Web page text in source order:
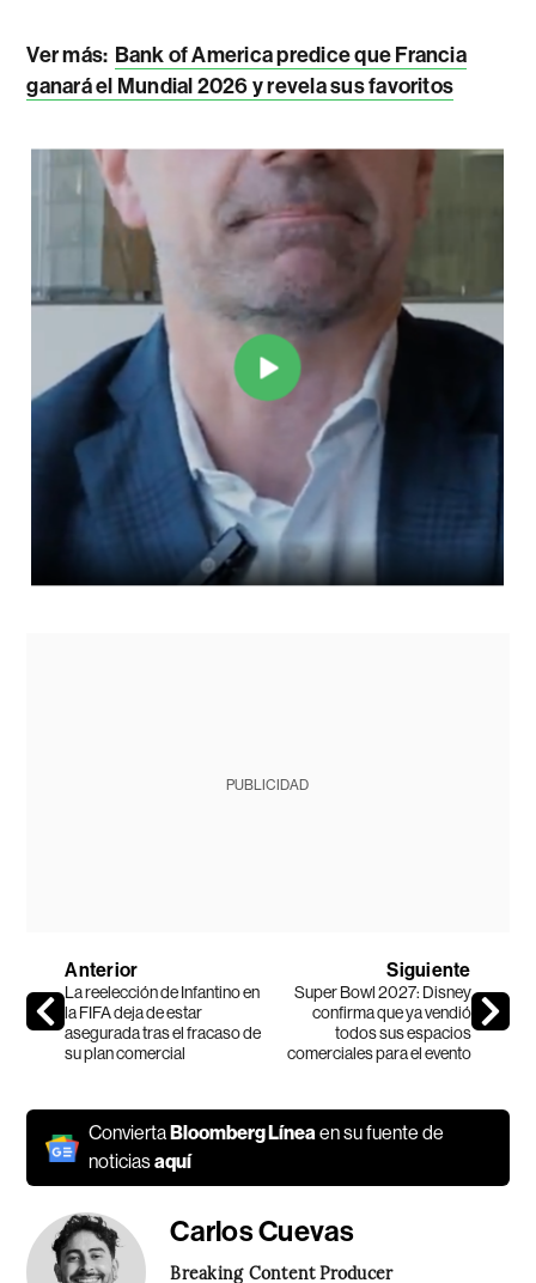
Ver más: Bank of America predice que Francia
ganará el Mundial 2026 y revela sus favoritos
PUBLICIDAD
Anterior
La reelección de Infantino en
la FIFA deja de estar
asegurada tras el fracaso de
su plan comercial
Siguiente
Super Bowl 2027: Disney
confirma que ya vendió
todos sus espacios
comerciales para el evento
Convierta Bloomberg Líneaen su fuente de
noticiasaquí
Carlos Cuevas
Breaking Content Producer